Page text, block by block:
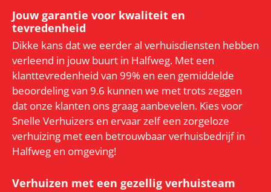
Jouw garantie voor kwaliteit en
tevredenheid
Dikke kans dat we eerder al verhuisdiensten hebben
verleend in jouw buurt in Halfweg. Met een
klanttevredenheid van 99% en een gemiddelde
beoordeling van 9.6 kunnen we met trots zeggen
dat onze klanten ons graag aanbevelen. Kies voor
Snelle Verhuizers en ervaar zelf een zorgeloze
verhuizing met een betrouwbaar verhuisbedrijf in
Halfweg en omgeving!
Verhuizen met een gezellig verhuisteam